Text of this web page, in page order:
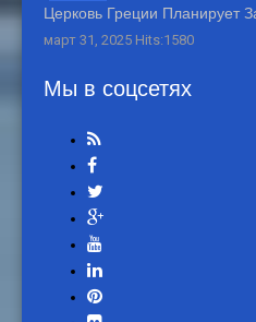
Церковь Греции Планирует
март 31, 2025 Hits:1580
Мы в соцсетях